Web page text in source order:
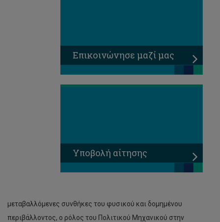
Επικοινώνησε μαζί μας
Υποβολή αίτησης
μεταβαλλόμενες συνθήκες του φυσικού και δομημένου
περιβάλλοντος, ο ρόλος του Πολιτικού Μηχανικού στην